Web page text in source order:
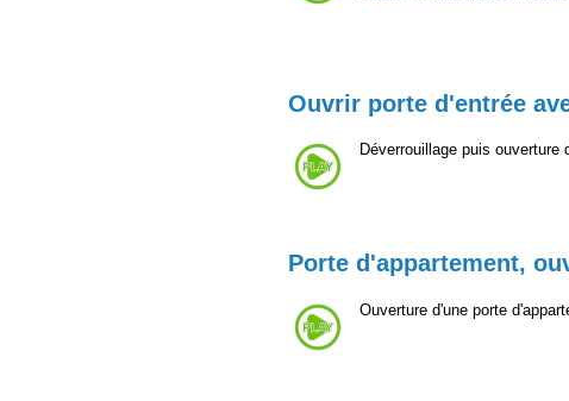
Ouvrir porte d'entrée
Déverrouillage puis ouverture
Porte d'appartement,
Ouverture d'une porte